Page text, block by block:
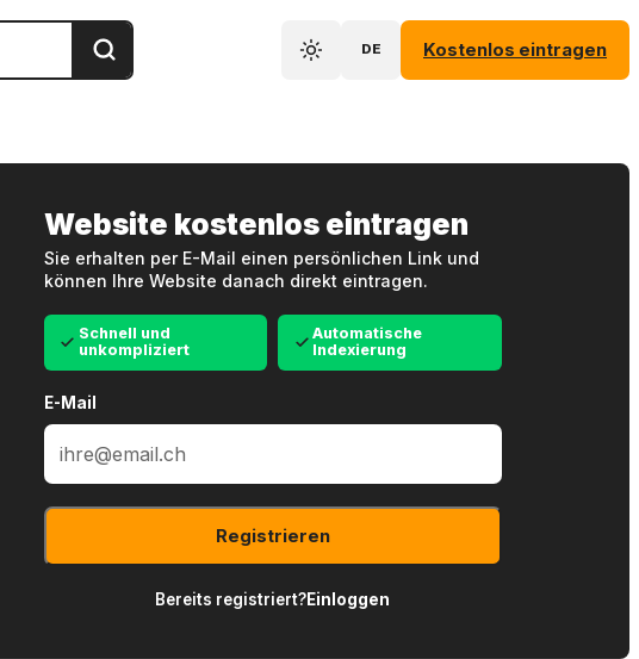
DE Kostenlos eintragen
Website kostenlos eintragen
Sie erhalten per E-Mail einen persönlichen Link und
können Ihre Website danach direkt eintragen.
Schnell und
unkompliziert
Automatische
Indexierung
E-Mail
Registrieren
Bereits registriert?Einloggen